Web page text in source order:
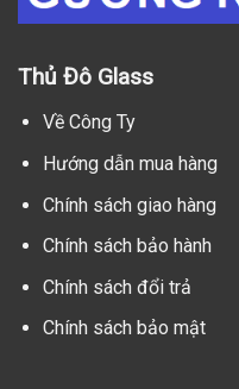
Thủ Đô Glass
Về Công Ty
Hướng dẫn mua hàng
Chính sách giao hàng
Chính sách bảo hành
Chính sách đổi trả
Chính sách bảo mật